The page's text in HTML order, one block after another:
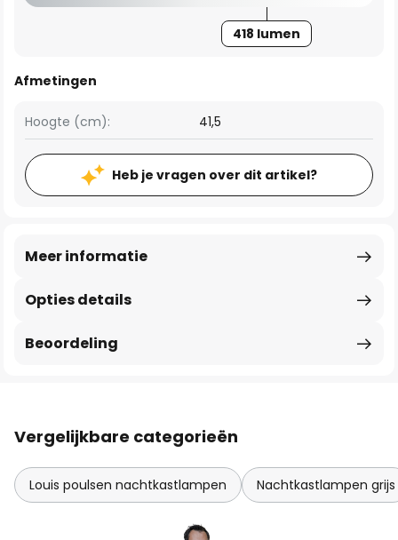
418 lumen
Afmetingen
Hoogte (cm): 41,5
Heb je vragen over dit artikel?
Opties details
Meer informatie
Beoordeling
Vergelijkbare categorieën
Louis poulsen nachtkastlampen Nachtkastlampen grijs